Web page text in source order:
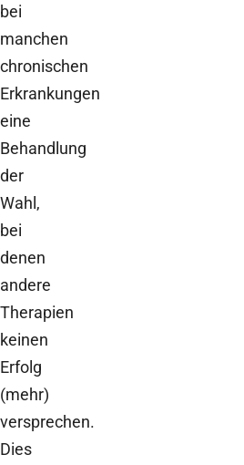
bei
manchen
chronischen
Erkrankungen
eine
Behandlung
der
Wahl,
bei
denen
andere
Therapien
keinen
Erfolg
(mehr)
versprechen.
Dies